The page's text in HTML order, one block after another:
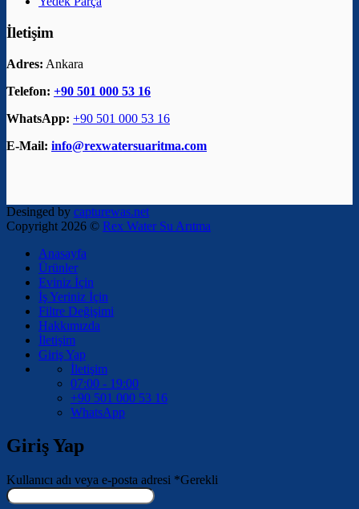
İletişim
Adres: Ankara
Telefon: +90 501 000 53 16
WhatsApp: +90 501 000 53 16
E-Mail: info@rexwatersuaritma.com
Desinged by capturewas.net
Copyright 2026 © Rex Water Su Arıtma
Anasayfa
Ürünler
Eviniz İçin
İş Yeriniz İçin
Filtre Değişimi
Hakkımızda
İletişim
Giriş Yap
İletişim
07:00 - 19:00
+90 501 000 53 16
WhatsApp
Giriş Yap
Kullanıcı adı veya e-posta adresi *Gerekli